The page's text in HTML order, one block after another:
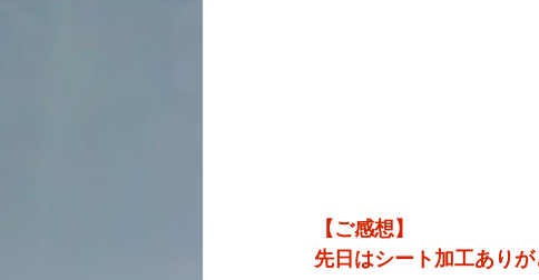
【ご感想】
先日はシート加工ありが